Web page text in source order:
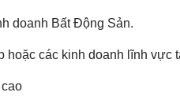
doanh Bất Động Sản.
các kinh doanh lĩnh vực